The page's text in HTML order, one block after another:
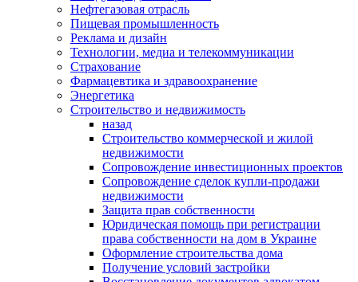
Нефтегазовая отрасль
Пищевая промышленность
Реклама и дизайн
Технологии, медиа и телекоммуникации
Страхование
Фармацевтика и здравоохранение
Энергетика
Строительство и недвижимость
назад
Строительство коммерческой и жилой
недвижимости
Сопровождение инвестиционных проектов
Сопровождение сделок купли-продажи
недвижимости
Защита прав собственности
Юридическая помощь при регистрации
права собственности на дом в Украине
Оформление строительства дома
Получение условий застройки